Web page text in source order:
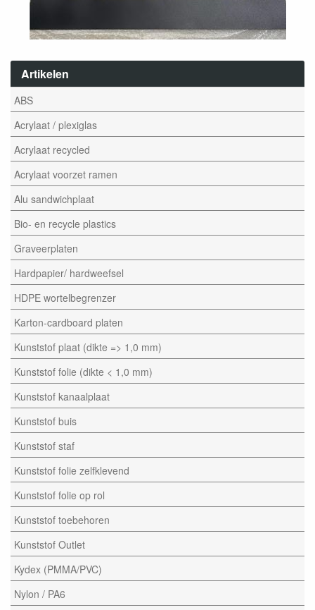
Artikelen
ABS
Acrylaat / plexiglas
Acrylaat recycled
Acrylaat voorzet ramen
Alu sandwichplaat
Bio- en recycle plastics
Graveerplaten
Hardpapier/ hardweefsel
HDPE wortelbegrenzer
Karton-cardboard platen
Kunststof plaat (dikte => 1,0 mm)
Kunststof folie (dikte < 1,0 mm)
Kunststof kanaalplaat
Kunststof buis
Kunststof staf
Kunststof folie zelfklevend
Kunststof folie op rol
Kunststof toebehoren
Kunststof Outlet
Kydex (PMMA/PVC)
Nylon / PA6